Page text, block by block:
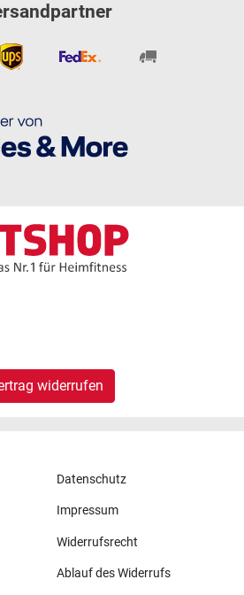
widerrufen
Datenschutz
Impressum
Widerrufsrecht
Ablauf des Widerrufs